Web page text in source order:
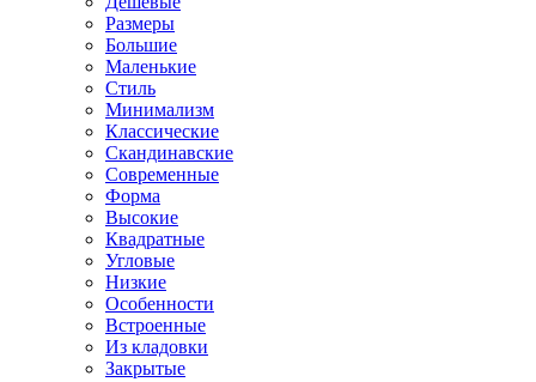
Размеры
Большие
Маленькие
Стиль
Минимализм
Классические
Скандинавские
Современные
Форма
Высокие
Квадратные
Угловые
Низкие
Особенности
Встроенные
Из кладовки
Закрытые